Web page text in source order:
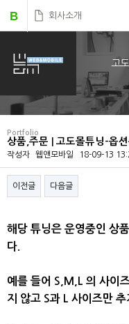
B 회사소개
고
Portfolio
상품,주문 | 고도몰튜닝-옵
작성자 웹앤모바일 18-09-13
이전글 다음글
해당 튜닝은 운영중인 상
다.
예를 들어 S,M,L 의 사이
지 않고 S과 L 사이즈만 추